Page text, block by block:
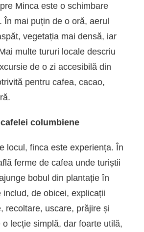
Minca este o schimbare
În mai puțin de o oră, aerul
vegetația mai densă, iar
multe tururi locale descriu
de o zi accesibilă din
pentru cafea, cacao,
columbiene
locul, finca este experiența. În
ferme de cafea unde turiștii
bobul din plantație în
includ, de obicei, explicații
recoltare, uscare, prăjire și
lecție simplă, dar foarte utilă,